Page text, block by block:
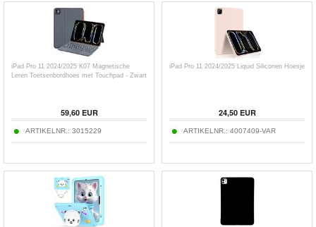
iPad Pro 11 2024/2025 K07 Magnetische
Leren Toetsenbordhoes met Touchpad - Zwart
59,60EUR
ARTIKELNR.: 3015229
iPad Pro 11 2024/2025 Liquid Siliconen Hoesje
24,50EUR
ARTIKELNR.: 4007409-VAR